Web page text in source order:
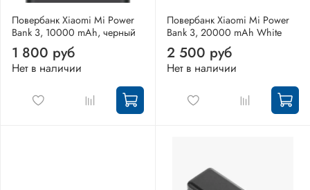
Повербанк Xiaomi Mi Power
Bank 3, 10000 mAh, черный
1 800 руб
Нет в наличии
Повербанк Xiaomi Mi Power
Bank 3, 20000 mAh White
2 500 руб
Нет в наличии